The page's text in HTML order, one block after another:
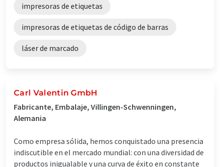
impresoras de etiquetas
impresoras de etiquetas de código de barras
láser de marcado
Carl Valentin GmbH
Fabricante, Embalaje, Villingen-Schwenningen,
Alemania
Como empresa sólida, hemos conquistado una presencia
indiscutible en el mercado mundial: con una diversidad de
productos inigualable y una curva de éxito en constante